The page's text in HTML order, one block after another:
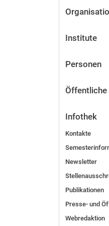
Institute
Personen
Öffentliche
Infothek
Kontakte
Newsletter
Publikationen
Presse- und
Webredaktion